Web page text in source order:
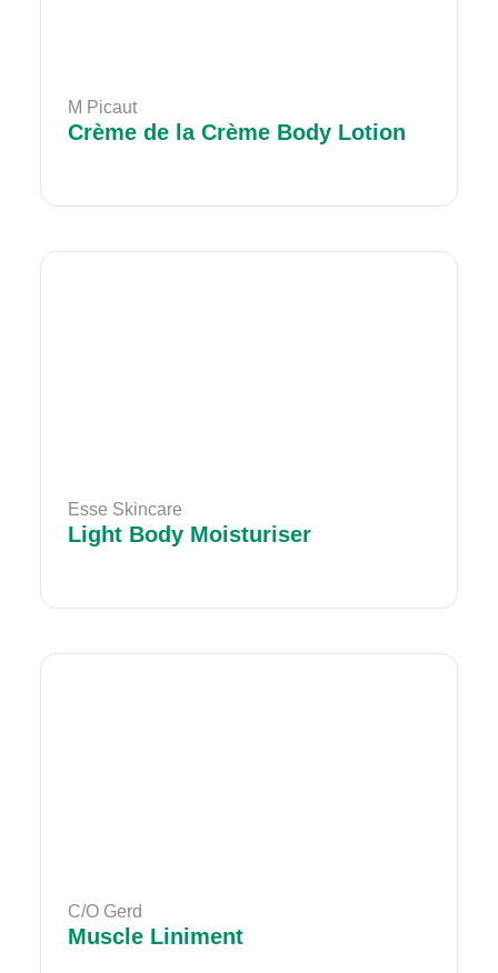
M Picaut
Crème de la Crème Body Lotion
Esse Skincare
Light Body Moisturiser
C/O Gerd
Muscle Liniment